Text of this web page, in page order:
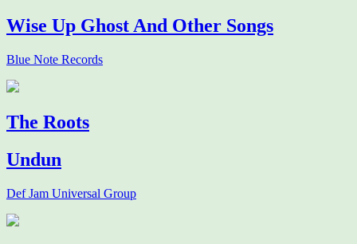
Wise Up Ghost And Other Songs
Blue Note Records
The Roots
Undun
Def Jam Universal Group